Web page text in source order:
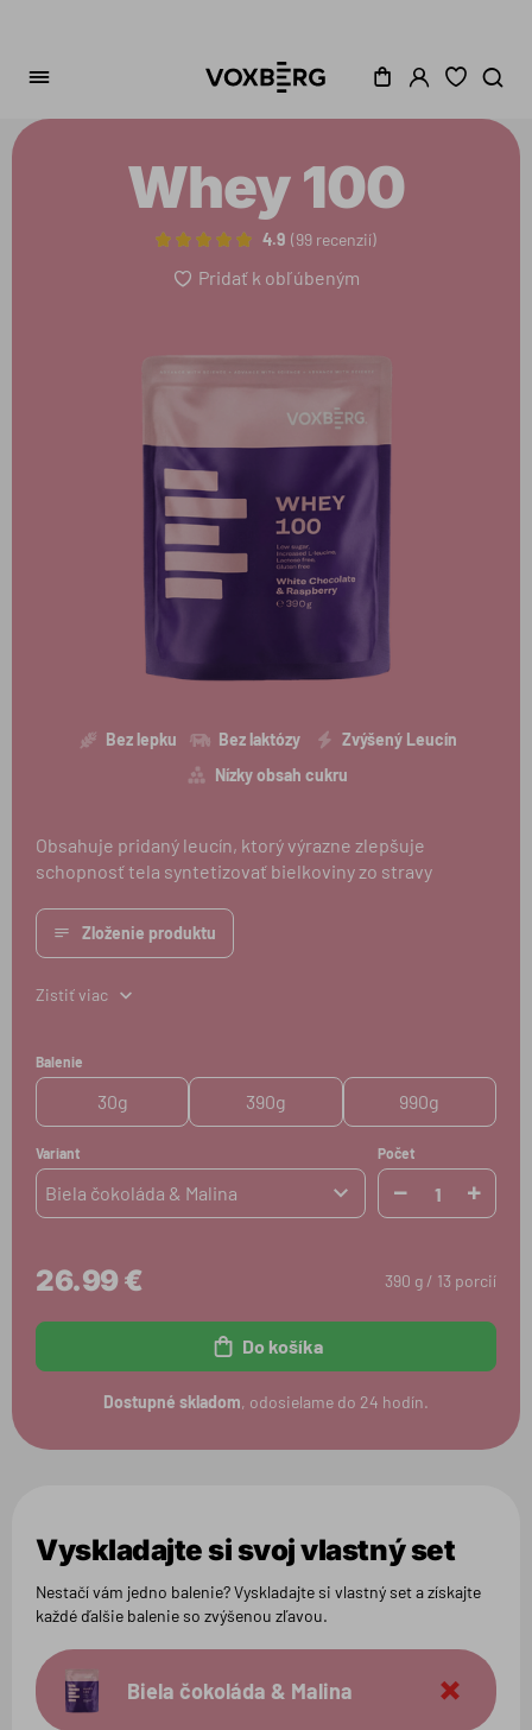
Whey 100
4.9 99 recenzií
Pridať k obľúbeným
Bez lepku Bez laktózy
Zvýšený Leucín
Nízky obsah cukru
Obsahuje pridaný leucín, ktorý výrazne zlepšuje
schopnosť tela syntetizovať bielkoviny zo stravy
Zloženie produktu
Zistiť viac
Balenie
30g 390g 990g
Variant
Biela čokoláda & Malina
Počet
26.99 € 390 g / 13 porcií
Do košíka
Dostupné skladom, odosielame do 24 hodín.
Vyskladajte si svoj vlastný set
Nestačí vám jedno balenie? Vyskladajte si vlastný set a získajte
každé ďalšie balenie so zvýšenou zľavou.
Biela čokoláda & Malina
Odstrániť